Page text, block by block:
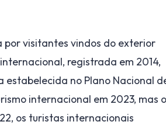
por visitantes vindos do exterior
registrada em 2014,
estabelecida no Plano Nacional
internacional em 2023, mas o
os turistas internacionais